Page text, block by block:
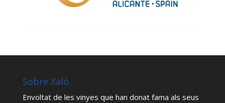
Sobre Xaló
Envoltat de les vinyes que han donat fama als seus